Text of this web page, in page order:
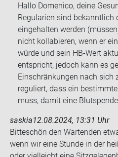
Hallo Domenico, deine
Regularien sind bekanntlich
eingehalten werden
nicht kollabieren, wenn er
würde und sein HB-Wert
entspricht, jedoch kann es
Einschränkungen nach sich
reguliert, dass ein
muss, damit eine
saskia12.08.2024, 13:31 Uhr
Bit­te­schön den War­ten­den
wenn wir eine Stun­de in der